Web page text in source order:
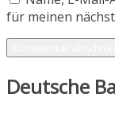
für meinen
Deutsche